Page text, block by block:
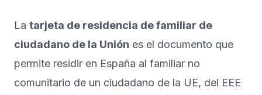
La tarjeta de residencia de familiar de
ciudadano de la Unión es el documento que
permite residir en España al familiar no
comunitario de un ciudadano de la UE, del EEE